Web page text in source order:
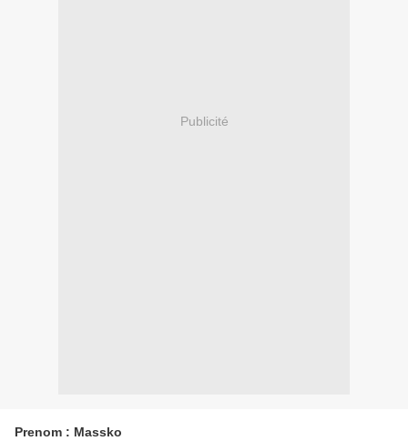
Publicité
Prenom : Massko